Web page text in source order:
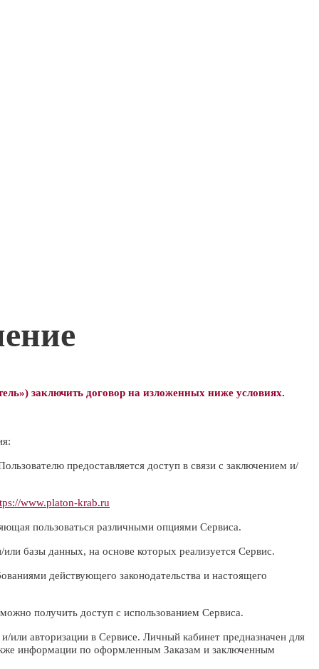
заключить договор на изложенных ниже условиях.
предоставляется доступ в связи с заключением и/
www.platon-krab.ru
пользоваться различными опциями Сервиса.
базы данных, на основе которых реализуется Сервис.
действующего законодательства и настоящего
получить доступ с использованием Сервиса.
авторизации в Сервисе. Личный кабинет предназначен для
информации по оформленным Заказам и заключенным